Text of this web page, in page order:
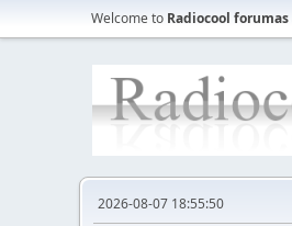
Welcome to Radiocool
2026-08-07 18:55:50